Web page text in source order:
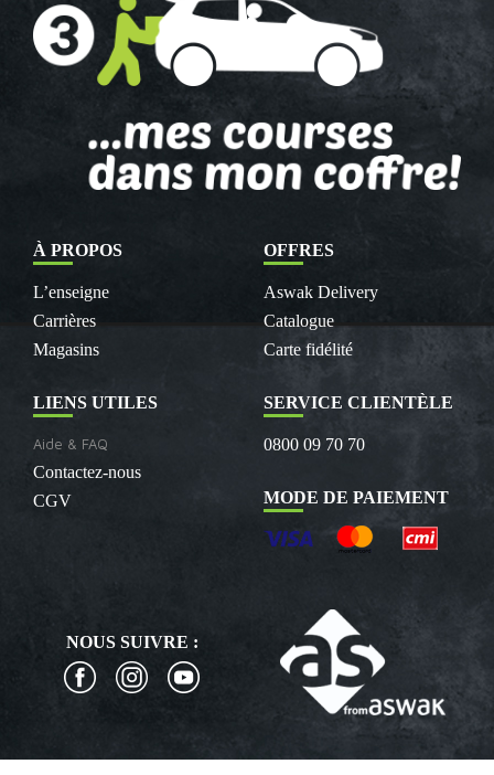
À PROPOS
L’enseigne
Carrières
Magasins
OFFRES
Aswak Delivery
Catalogue
Carte fidélité
LIENS UTILES
Aide & FAQ
Contactez-nous
CGV
SERVICE CLIENTÈLE
0800 09 70 70
MODE DE PAIEMENT
NOUS SUIVRE :